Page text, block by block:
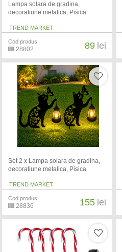
Lampa solara de gradina,
decoratiune metalica, Pisica
TREND MARKET
Cod produs
28802 89 lei
Set 2 x Lampa solara de gradina,
decoratiune metalica, Pisica
TREND MARKET
Cod produs
28836 155 lei